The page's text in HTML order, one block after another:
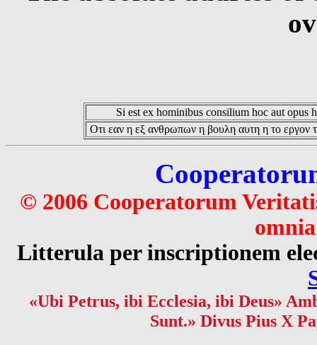
Si est ex hominibus consilium hoc aut opus
Οτι εαν η εξ ανθρωπων η βουλη αυτη η το εργον
© 2006 Cooperatorum
Litterula per inscriptionem
«Ubi Petrus, ibi Ecclesia, ibi Deus»
Sunt.» Divus Pius X